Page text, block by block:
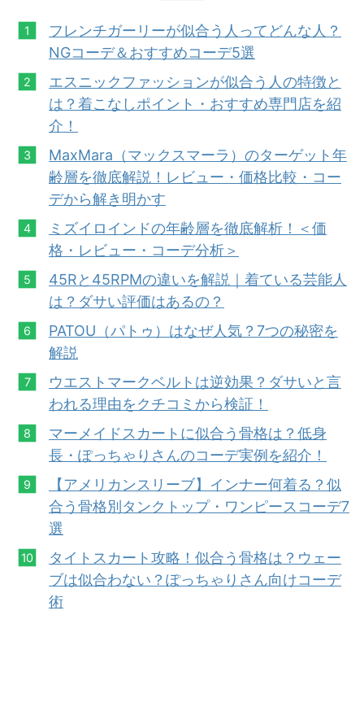
フレンチガーリーが似合う人ってどんな人？
NGコーデ＆おすすめコーデ5選
エスニックファッションが似合う人の特徴と
は？着こなしポイント・おすすめ専門店を紹
介！
MaxMara（マックスマーラ）のターゲット年
齢層を徹底解説！レビュー・価格比較・コー
デから解き明かす
ミズイロインドの年齢層を徹底解析！＜価
格・レビュー・コーデ分析＞
45Rと45RPMの違いを解説｜着ている芸能人
は？ダサい評価はあるの？
PATOU（パトゥ）はなぜ人気？ 7つの秘密を
解説
ウエストマークベルトは逆効果？ダサいと言
われる理由をクチコミから検証！
マーメイドスカートに似合う骨格は？低身
長・ぽっちゃりさんのコーデ実例を紹介！
【アメ リカンスリーブ】インナー何着る？似
合う骨格別タンクトップ・ワンピースコーデ7
選
タイトスカート攻略！似合う骨格は？ウェー
ブは似合わない？ぽっちゃりさん向けコーデ
術